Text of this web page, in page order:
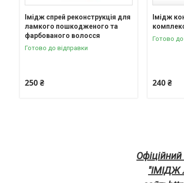
Імідж спрей реконструкція для
ламкого пошкодженого та
фарбованого волосся
Готово до відправки
250 ₴
Імідж
Готово до
240 ₴
Офіційний
"ІМІДЖ